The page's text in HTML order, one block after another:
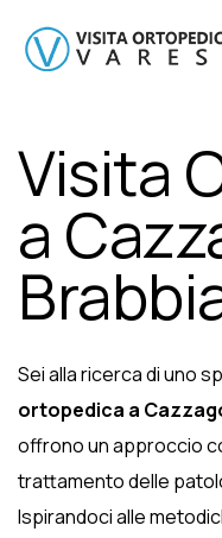
Visita
a
Sei alla ricerca di uno
ortopedica a
offrono un approccio
trattamento delle
Ispirandoci alle